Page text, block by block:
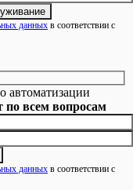
данных в соответствии с
автоматизации
по всем вопросам
данных в соответствии с